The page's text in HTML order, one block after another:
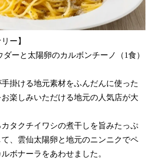
ー】
ーと太陽卵のカルボンチーノ（1食）
掛ける地元素材をふんだんに使った
楽しみいただける地元の人気店が大
タクチイワシの煮干しを旨みたっぷ
、雲仙太陽卵と地元のニンニクでペ
ボナーラをあわせました。